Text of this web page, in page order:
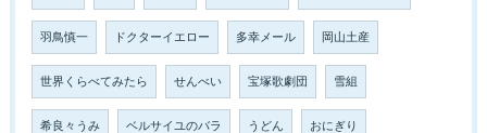
羽鳥慎一 ドクターイエロー 多幸メール 岡山土産
世界くらべてみたら せんべい 宝塚歌劇団 雪組
希良々うみ ベルサイユのバラ うどん おにぎり